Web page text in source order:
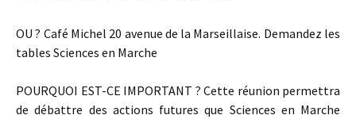
OU ? Café Michel 20 avenue de la Marseillaise. Demandez les
tables Sciences en Marche
POURQUOI EST-CE IMPORTANT ? Cette réunion permettra
de débattre des actions futures que Sciences en Marche